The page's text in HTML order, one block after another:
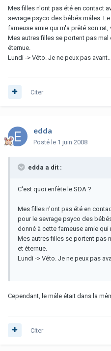
Mes filles n'ont pas été en contact
sevrage psyco des bébés mâles.
fameuse amie qui m'a prêté son rat,
Mes autres filles se portent pas
éternue.
Lundi -> Véto. Je ne peux pas avant...
Citer
edda
Posté le 1 juin 2008
edda a dit :
C'est quoi enfète le SDA ?
Mes filles n'ont pas été en
pour le sevrage psyco des
donné à cette fameuse amie qui
Mes autres filles se portent pas
et éternue.
Lundi -> Véto. Je ne peux pas
Cependant, le mâle était dans la
Citer